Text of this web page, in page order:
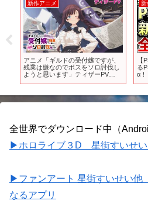
新作アニメ
アニメ「ギルドの受付嬢ですが、
残業は嫌なのでボスをソロ討伐し
ようと思います」ティザーPV
新
【
る
α！
全世界でダウンロード中（
▶ホロライブ３D 星街すいせい
▶ファンアート 星街すいせい
なるアプリ